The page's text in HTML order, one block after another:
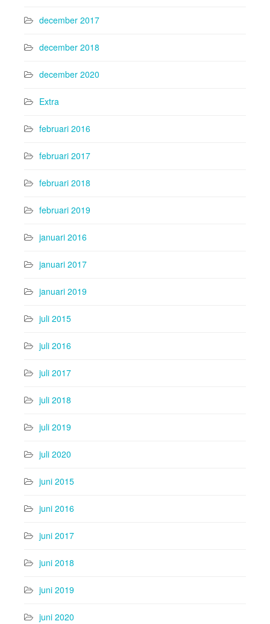
december 2017
december 2018
december 2020
Extra
februari 2016
februari 2017
februari 2018
februari 2019
januari 2016
januari 2017
januari 2019
juli 2015
juli 2016
juli 2017
juli 2018
juli 2019
juli 2020
juni 2015
juni 2016
juni 2017
juni 2018
juni 2019
juni 2020